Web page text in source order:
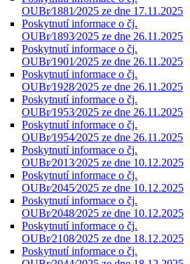
OUBr⁄1881⁄2025 ze dne 17.11.2025
Poskytnutí informace o čj.
OUBr⁄1893⁄2025 ze dne 26.11.2025
Poskytnutí informace o čj.
OUBr⁄1901⁄2025 ze dne 26.11.2025
Poskytnutí informace o čj.
OUBr⁄1928⁄2025 ze dne 26.11.2025
Poskytnutí informace o čj.
OUBr⁄1953⁄2025 ze dne 26.11.2025
Poskytnutí informace o čj.
OUBr⁄1954⁄2025 ze dne 26.11.2025
Poskytnutí informace o čj.
OUBr⁄2013⁄2025 ze dne 10.12.2025
Poskytnutí informace o čj.
OUBr⁄2045⁄2025 ze dne 10.12.2025
Poskytnutí informace o čj.
OUBr⁄2048⁄2025 ze dne 10.12.2025
Poskytnutí informace o čj.
OUBr⁄2108⁄2025 ze dne 18.12.2025
Poskytnutí informace o čj.